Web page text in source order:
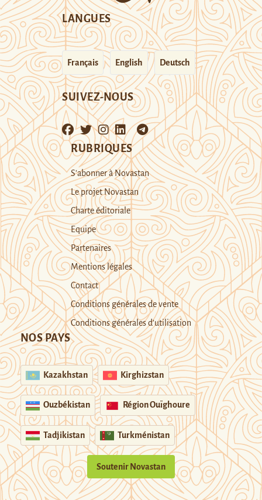
LANGUES
Français English Deutsch
SUIVEZ-NOUS
RUBRIQUES
S’abonner à Novastan
Le projet Novastan
Charte éditoriale
Equipe
Partenaires
Mentions légales
Contact
Conditions générales de vente
Conditions générales d’utilisation
NOS PAYS
Kazakhstan Kirghizstan
Ouzbékistan Région Ouïghoure
Tadjikistan Turkménistan
Soutenir Novastan